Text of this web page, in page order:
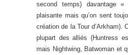
second temps) davantage «
plaisante mais qu’on sent
création de la Tour d’Arkham).
plupart des alliés (Huntress
mais Nightwing, Batwoman et